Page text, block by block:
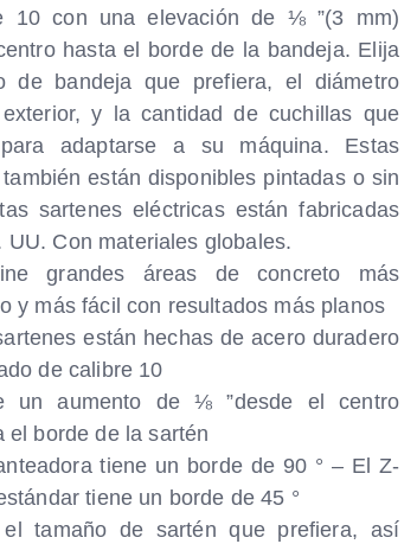
10 con una elevación de ⅛ ”(3 mm)
hasta el borde de la bandeja. Elija
de bandeja que prefiera, el diámetro
y la cantidad de cuchillas que
adaptarse a su máquina. Estas
están disponibles pintadas o sin
sartenes eléctricas están fabricadas
UU. Con materiales globales.
grandes áreas de concreto más
y más fácil con resultados más planos
están hechas de acero duradero
de calibre 10
un aumento de ⅛ ”desde el centro
el borde de la sartén
tiene un borde de 90 ° – El Z-
tiene un borde de 45 °
el tamaño de sartén que prefiera, así